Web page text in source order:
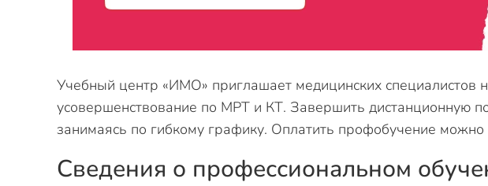
Учебный центр «ИМО» приглашает медицинских специалистов
усовершенствование по МРТ и КТ. Завершить дистанционную
занимаясь по гибкому графику. Оплатить профобучение можно
Сведения о профессиональном